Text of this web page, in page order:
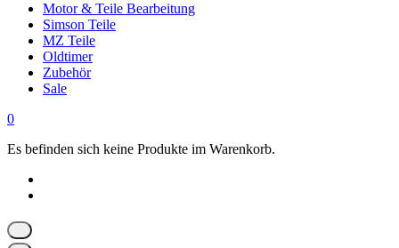
Motor & Teile Bearbeitung
Simson Teile
MZ Teile
Oldtimer
Zubehör
Sale
0
Es befinden sich keine Produkte im Warenkorb.